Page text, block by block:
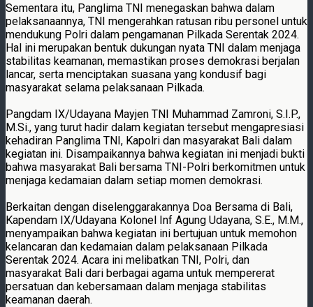
Sementara itu, Panglima TNI menegaskan bahwa dalam
pelaksanaannya, TNI mengerahkan ratusan ribu personel untuk
mendukung Polri dalam pengamanan Pilkada Serentak 2024.
Hal ini merupakan bentuk dukungan nyata TNI dalam menjaga
stabilitas keamanan, memastikan proses demokrasi berjalan
lancar, serta menciptakan suasana yang kondusif bagi
masyarakat selama pelaksanaan Pilkada.
Pangdam IX/Udayana Mayjen TNI Muhammad Zamroni, S.I.P.,
M.Si., yang turut hadir dalam kegiatan tersebut mengapresiasi
kehadiran Panglima TNI, Kapolri dan masyarakat Bali dalam
kegiatan ini. Disampaikannya bahwa kegiatan ini menjadi bukti
bahwa masyarakat Bali bersama TNI-Polri berkomitmen untuk
menjaga kedamaian dalam setiap momen demokrasi.
Berkaitan dengan diselenggarakannya Doa Bersama di Bali,
Kapendam IX/Udayana Kolonel Inf Agung Udayana, S.E., M.M.,
menyampaikan bahwa kegiatan ini bertujuan untuk memohon
kelancaran dan kedamaian dalam pelaksanaan Pilkada
Serentak 2024. Acara ini melibatkan TNI, Polri, dan
masyarakat Bali dari berbagai agama untuk mempererat
persatuan dan kebersamaan dalam menjaga stabilitas
keamanan daerah.